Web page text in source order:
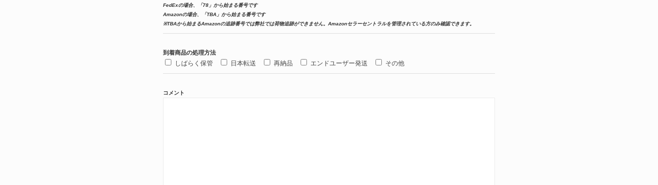
FedExの場合、「78」から始まる番号です
Amazonの場合、「TBA」から始まる番号です
※TBAから始まるAmazonの追跡番号では弊社では荷物追跡ができません。Amazonセラーセントラルを管理されている方のみ確認できます。
到着商品の処理方法
しばらく保管 日本転送 再納品 エンドユーザー発送 その他
コメント